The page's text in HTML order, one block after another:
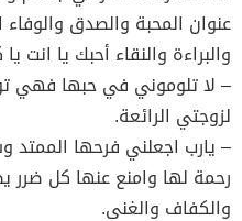
عنوان المحبة والصدق
والبراءة والنقاء أحبك يا
– لا تلوموني في حبها فهي
لزوجتي الرائعة.
– يارب اجعلني فرحها
رحمة لها وامنع عنها كل ضرر
والكفاف والغنى.